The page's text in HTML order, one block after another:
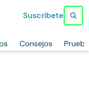
Consejos
Suscríbete